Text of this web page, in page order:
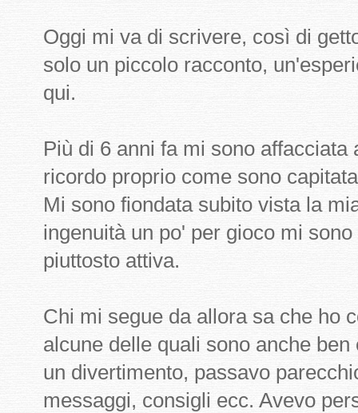
Oggi mi va di scrivere, così di
solo un piccolo racconto,
qui.
Più di 6 anni fa mi sono affacciata
ricordo proprio come sono
Mi sono fiondata subito vista la
ingenuità un po' per gioco mi
piuttosto attiva.
Chi mi segue da allora sa che ho
alcune delle quali sono anche
un divertimento, passavo
messaggi, consigli ecc. Avevo